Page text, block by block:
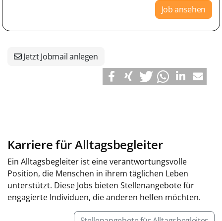
Job ansehen
Jetzt Jobmail anlegen
Karriere für Alltagsbegleiter
Ein Alltagsbegleiter ist eine verantwortungsvolle
Position, die Menschen in ihrem täglichen Leben
unterstützt. Diese Jobs bieten Stellenangebote für
engagierte Individuen, die anderen helfen möchten.